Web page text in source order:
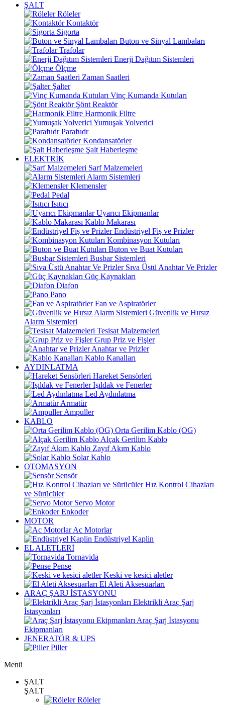
ŞALT
Röleler
Kontaktör
Sigorta
Buton ve Sinyal Lambaları
Trafolar
Enerji Dağıtım Sistemleri
Ölçme
Zaman Saatleri
Şalter
Vinç Kumanda Kutuları
Şönt Reaktör
Harmonik Filtre
Yumuşak Yolverici
Parafudr
Kondansatörler
Şalt Haberleşme
ELEKTRİK
Sarf Malzemeleri
Alarm Sistemleri
Klemensler
Pedal
Isıtıcı
Uyarıcı Ekipmanlar
Kablo Makarası
Endüstriyel Fiş ve Prizler
Kombinasyon Kutuları
Buton ve Buat Kutuları
Busbar Sistemleri
Sıva Üstü Anahtar Ve Prizler
Güç Kaynakları
Diafon
Pano
Fan ve Aspiratörler
Güvenlik ve Hırsız
Alarm Sistemleri
Tesisat Malzemeleri
Grup Priz ve Fişler
Anahtar ve Prizler
Kablo Kanalları
AYDINLATMA
Hareket Sensörleri
Işıldak ve Fenerler
Led Aydınlatma
Armatür
Ampuller
KABLO
Orta Gerilim Kablo (OG)
Alçak Gerilim Kablo
Zayıf Akım Kablo
Solar Kablo
OTOMASYON
Sensör
Hız Kontrol Cihazları
ve Sürücüler
Servo Motor
Enkoder
MOTOR
Ac Motorlar
Endüstriyel Kaplin
EL ALETLERİ
Tornavida
Pense
Keski ve kesici aletler
El Aleti Aksesuarları
ARAÇ ŞARJ İSTASYONU
Elektrikli Araç Şarj
İstasyonları
Araç Şarj İstasyonu
Ekipmanları
JENERATÖR & UPS
Piller
Menü
ŞALT
ŞALT
Röleler